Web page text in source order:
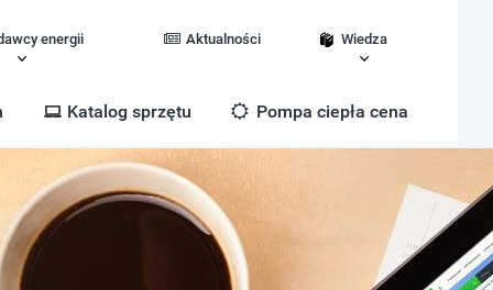
energii Aktualności Wiedza
Katalog sprzętu Pompa ciepła cena